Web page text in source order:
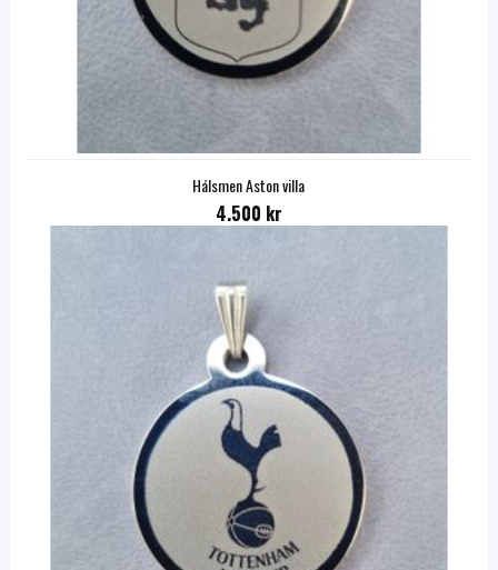
Hálsmen Aston villa
4.500 kr